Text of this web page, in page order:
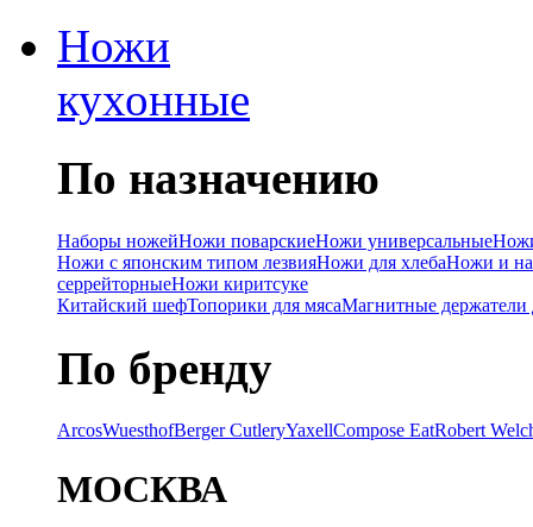
Ножи
кухонные
По назначению
Наборы ножейНожи поварскиеНожи универсальные
Ножи с японским типом лезвияНожи для хлебаНожи и
серрейторныеНожи киритсуке
Китайский шефТопорики для мясаМагнитные держатели
По бренду
ArcosWuesthofBerger CutleryYaxellCompose EatRobert
МОСКВА